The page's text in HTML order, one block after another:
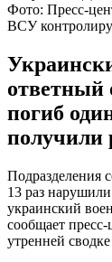
Фото: Пресс-
ВСУ
ответный
погиб
получили
Подразделения
13 раз
украинский
сообщает
утренней